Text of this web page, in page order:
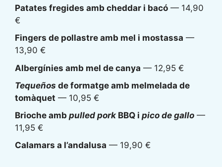
Patates fregides amb cheddar i bacó — 14,90
€
Fingers de pollastre amb mel i mostassa —
13,90 €
Albergínies amb mel de canya — 12,95 €
Tequeños de formatge amb melmelada de
tomàquet — 10,95 €
Brioche amb pulled pork BBQ i pico de gallo —
11,95 €
Calamars a l’andalusa — 19,90 €